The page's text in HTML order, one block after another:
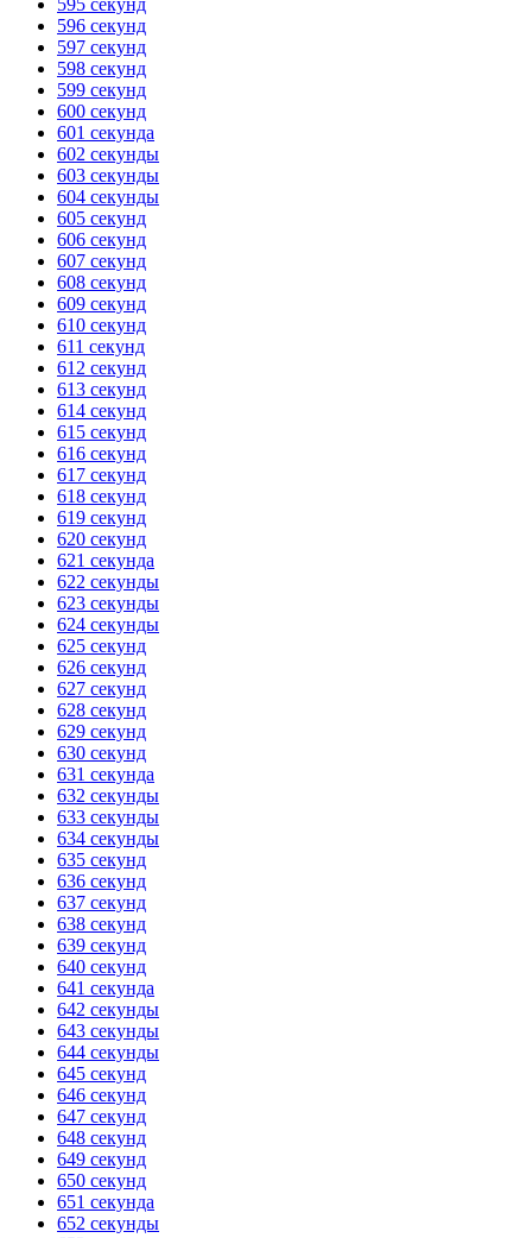
HANDY TIMERS
595 секунд
596 секунд
597 секунд
598 секунд
599 секунд
600 секунд
601 секунда
602 секунды
603 секунды
604 секунды
605 секунд
606 секунд
607 секунд
608 секунд
609 секунд
610 секунд
611 секунд
612 секунд
613 секунд
614 секунд
615 секунд
616 секунд
617 секунд
618 секунд
619 секунд
620 секунд
621 секунда
622 секунды
623 секунды
624 секунды
625 секунд
626 секунд
627 секунд
628 секунд
629 секунд
630 секунд
631 секунда
632 секунды
633 секунды
634 секунды
635 секунд
636 секунд
637 секунд
638 секунд
639 секунд
640 секунд
641 секунда
642 секунды
643 секунды
644 секунды
645 секунд
646 секунд
647 секунд
648 секунд
649 секунд
650 секунд
651 секунда
652 секунды